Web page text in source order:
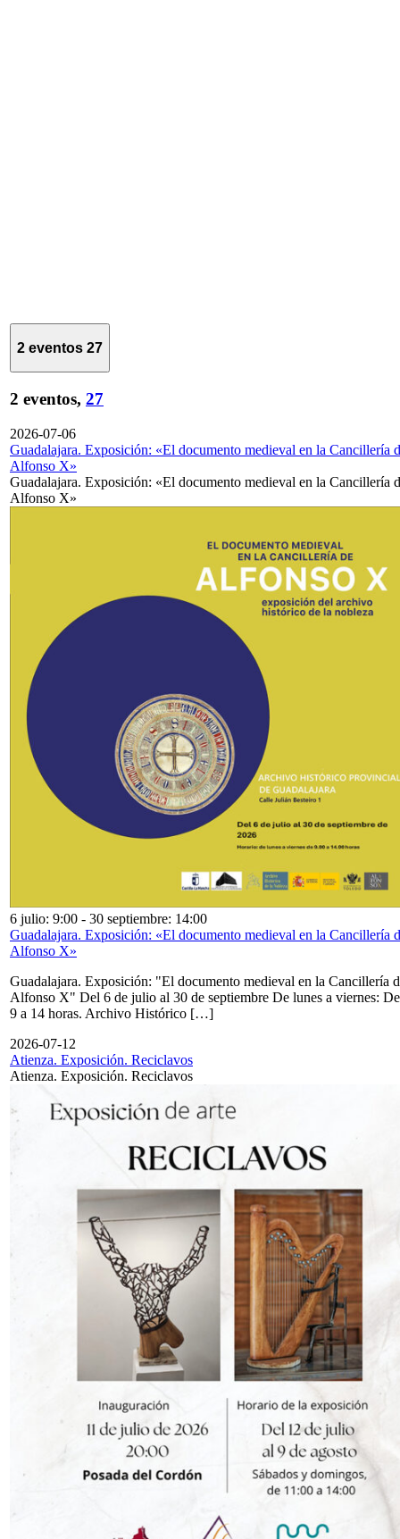
2 eventos 27
2 eventos, 27
2026-07-06
Guadalajara. Exposición: «El documento medieval en la Cancillería
Alfonso X»
Guadalajara. Exposición: «El documento medieval en la Cancillería
Alfonso X»
6 julio: 9:00 - 30 septiembre: 14:00
Guadalajara. Exposición: «El documento medieval en la Cancillería
Alfonso X»
Guadalajara. Exposición: "El documento medieval en la Cancillería
Alfonso X" Del 6 de julio al 30 de septiembre De lunes a viernes: De
9 a 14 horas. Archivo Histórico […]
2026-07-12
Atienza. Exposición. Reciclavos
Atienza. Exposición. Reciclavos